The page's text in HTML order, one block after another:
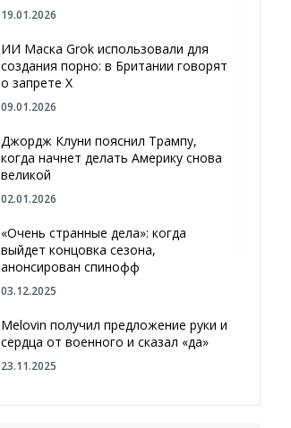
19.01.2026
ИИ Маска Grok использовали для
создания порно: в Британии говорят
о запрете Х
09.01.2026
Джордж Клуни пояснил Трампу,
когда начнет делать Америку снова
великой
02.01.2026
«Очень странные дела»: когда
выйдет концовка сезона,
анонсирован спинофф
03.12.2025
Melovin получил предложение руки и
сердца от военного и сказал «да»
23.11.2025